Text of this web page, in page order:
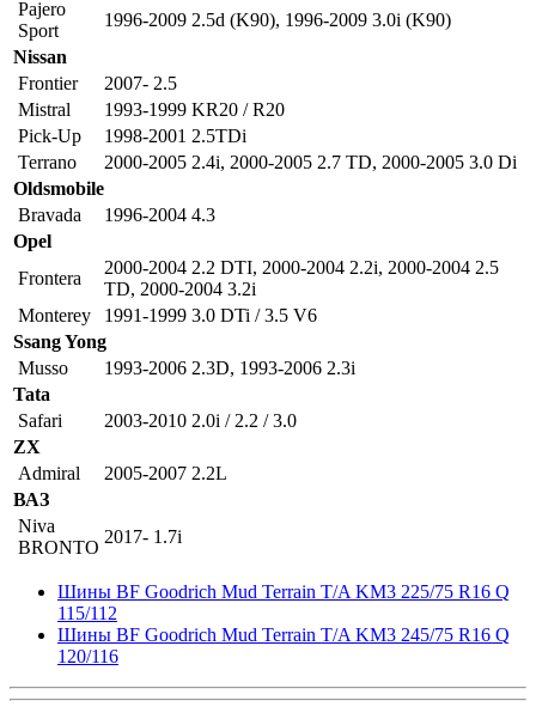
Pajero
Sport
1996-2009 2.5d (K90), 1996-2009 3.0i (K90)
Nissan
Frontier
2007- 2.5
Mistral
1993-1999 KR20 / R20
Pick-Up
1998-2001 2.5TDi
Terrano
2000-2005 2.4i, 2000-2005 2.7 TD, 2000-2005 3.0 Di
Oldsmobile
Bravada
1996-2004 4.3
Opel
Frontera
2000-2004 2.2 DTI, 2000-2004 2.2i, 2000-2004 2.5
TD, 2000-2004 3.2i
Monterey
1991-1999 3.0 DTi / 3.5 V6
Ssang Yong
Musso
1993-2006 2.3D, 1993-2006 2.3i
Tata
Safari
2003-2010 2.0i / 2.2 / 3.0
ZX
Admiral
2005-2007 2.2L
ВАЗ
Niva
BRONTO
2017- 1.7i
Шины BF Goodrich Mud Terrain T/A KM3 225/75 R16 Q
115/112
Шины BF Goodrich Mud Terrain T/A KM3 245/75 R16 Q
120/116